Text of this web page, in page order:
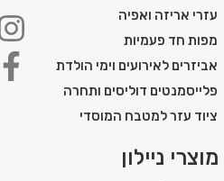
עזרי אריזה ואפיה
מפות חד פעמיות
אביזרים לאירועים וימי הולדת
פלייסמנטים דוליסים ותחרה
ציוד עזר למטבח המוסדי
מוצרי ניילון